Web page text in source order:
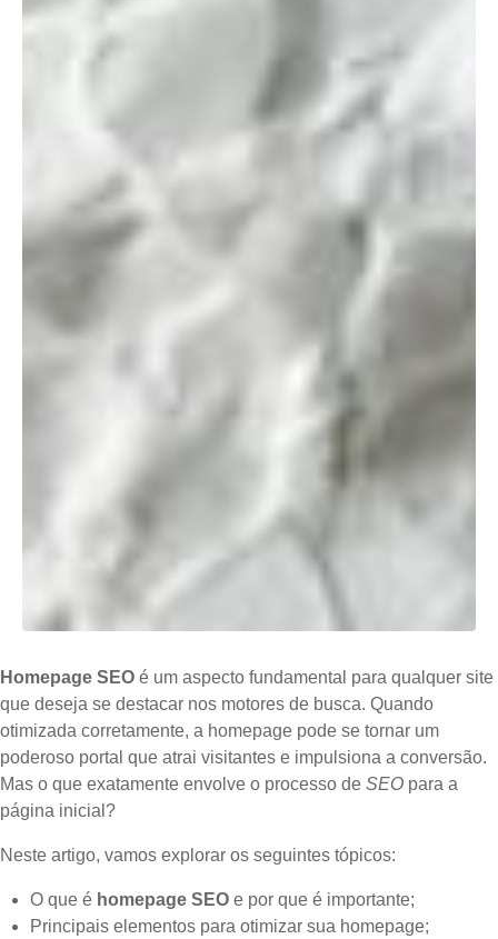
Homepage SEO é um aspecto fundamental para qualquer site
que deseja se destacar nos motores de busca. Quando
otimizada corretamente, a homepage pode se tornar um
poderoso portal que atrai visitantes e impulsiona a conversão.
Mas o que exatamente envolve o processo de SEO para a
página inicial?
Neste artigo, vamos explorar os seguintes tópicos:
O que é homepage SEO e por que é importante;
Principais elementos para otimizar sua homepage;